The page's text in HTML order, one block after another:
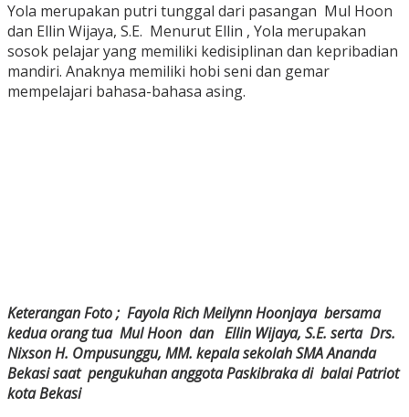
Yola merupakan putri tunggal dari pasangan Mul Hoon
dan Ellin Wijaya, S.E. Menurut Ellin , Yola merupakan
sosok pelajar yang memiliki kedisiplinan dan kepribadian
mandiri. Anaknya memiliki hobi seni dan gemar
mempelajari bahasa-bahasa asing.
Keterangan Foto ; Fayola Rich Meilynn Hoonjaya bersama
kedua orang tua Mul Hoon dan Ellin Wijaya, S.E. serta Drs.
Nixson H. Ompusunggu, MM. kepala sekolah SMA Ananda
Bekasi saat pengukuhan anggota Paskibraka di balai Patriot
kota Bekasi